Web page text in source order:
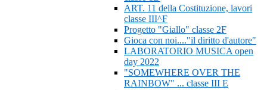
ART. 11 della Costituzione, lavori
classe III^F
Progetto "Giallo" classe 2F
Gioca con noi...."il diritto d'autore"
LABORATORIO MUSICA open
day 2022
"SOMEWHERE OVER THE
RAINBOW" ... classe III E